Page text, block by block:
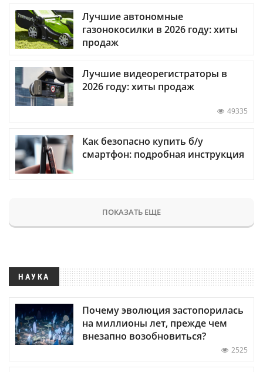
Лучшие автономные
газонокосилки в 2026 году: хиты
продаж
Лучшие видеорегистраторы в
2026 году: хиты продаж
49335
Как безопасно купить б/у
смартфон: подробная инструкция
ПОКАЗАТЬ ЕЩЕ
НАУКА
Почему эволюция застопорилась
на миллионы лет, прежде чем
внезапно возобновиться?
2525